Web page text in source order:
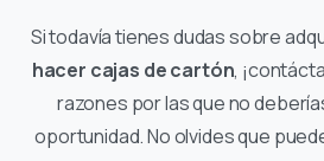
Si todavía tienes dudas sobre
hacer cajas de cartón,
razones por las que no
oportunidad. No olvides que